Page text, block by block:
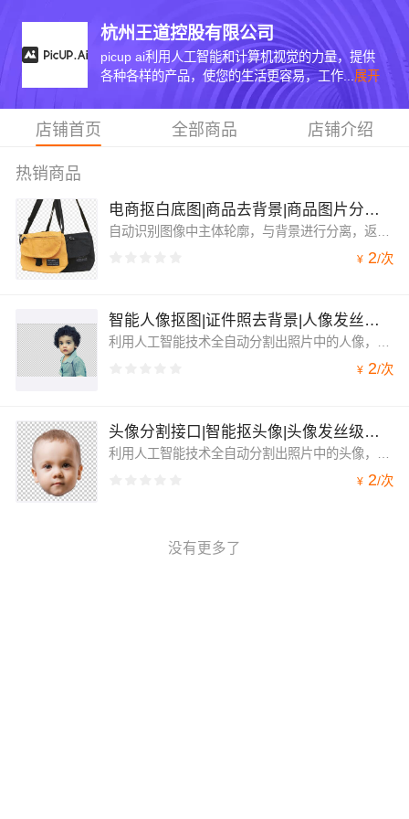
杭州王道控股有限公司
picup ai利用人工智能和计算机视觉的力量，提供
各种各样的产品，使您的生活更容易，工作... 展开
店铺首页 全部商品 店铺介绍
热销商品
电商抠白底图|商品去背景|商品图片分割接口
¥ 2/次
智能人像抠图|证件照去背景|人像发丝级分割接口
利用人工智能技术全自动分割出照片中的人像，分割精度高，准确率高，速度快。发丝级抠图，对脸部、头发进行细粒度分析，实现发丝级的精细化分割效果。不论发型是披肩发，还是丸子头，都可以完整分割。非常适合在图像合成的场景中应用，比如：证件照、职业装、学籍照、电商服饰、明星海报、女装、欧美时尚等。
¥ 2/次
头像分割接口|智能抠头像|头像发丝级分割接口
¥ 2/次
没有更多了